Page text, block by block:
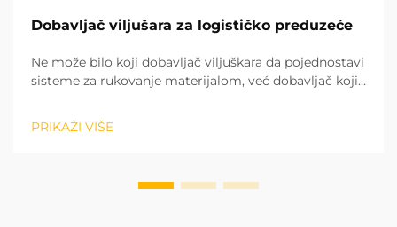
Dobavljač viljušara za logističko preduzeće
Ne može bilo koji dobavljač viljuškara da pojednostavi
sisteme za rukovanje materijalom, već dobavljač koji
dugogodišnjeg iskustva u projektima na licu mesta u
različitim regionima, prepoznali smo potencijal...
PRIKAŽI VIŠE